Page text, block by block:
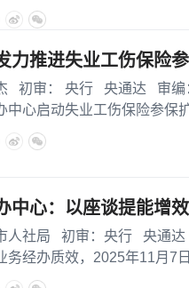
力推进失业工伤保险
审： 央行 央通达 审编
心启动失业工伤保险参保
中心：以座谈提能增
社局 初审：央行 央通
务经办质效，2025年11月7